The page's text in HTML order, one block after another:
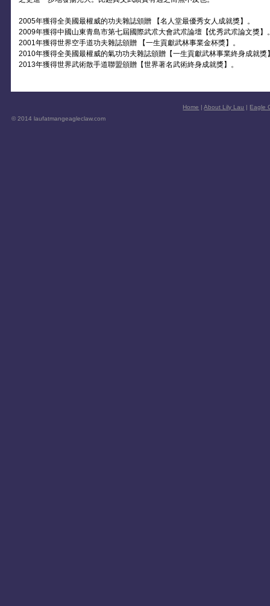
2005年獲得全美國最權威的功夫雜誌頒贈 【名人堂最優秀女人成就獎】。
2009年獲得中國山東青島市第七屆國際武朮大會武朮論壇【优秀武朮論文獎】
2001年獲得世界空手道功夫雜誌頒贈 【一生貢獻武林事業金杯獎】。
2010年獲得全美國最權威的氣功功夫雜誌頒贈【一生貢獻武林事業終身成就獎
2013年獲得世界武術散手道聯盟頒贈【世界著名武術終身成就獎】。
Home |About Lily Lau | Eagle
© 2014 laufatmangeagleclaw.com